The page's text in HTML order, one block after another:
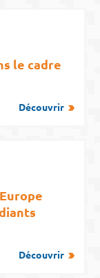
le cadre
Découvrir
Découvrir